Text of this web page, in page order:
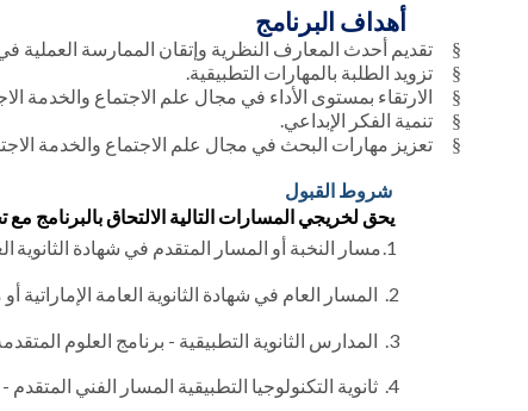
أهداف البرنامج
§ تقديم أحدث المعارف النظرية وإتقان الممارسة العملية
§ تزويد الطلبة بالمهارات التطبيقية.
§ الارتقاء بمستوى الأداء في مجال علم الاجتماع والخدمة
§ تنمية الفكر الإبداعي.
§ تعزيز مهارات البحث في مجال علم الاجتماع والخدمة
شروط القبول
يحق لخريجي المسارات التالية الالتحاق بالبرنامج
1. مسار النخبة أو المسار المتقدم في شهادة
2. المسار العام في شهادة الثانوية العامة الإماراتية أو ما
3. المدارس الثانوية التطبيقية - برنامج العلوم المتقدمة
4. ثانوية التكنولوجيا التطبيقية المسار الفني المتقدم -